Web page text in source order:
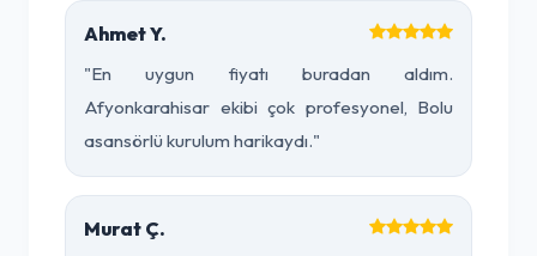
Ahmet Y.
"En uygun fiyatı buradan aldım.
Afyonkarahisar ekibi çok profesyonel, Bolu
asansörlü kurulum harikaydı."
Murat Ç.